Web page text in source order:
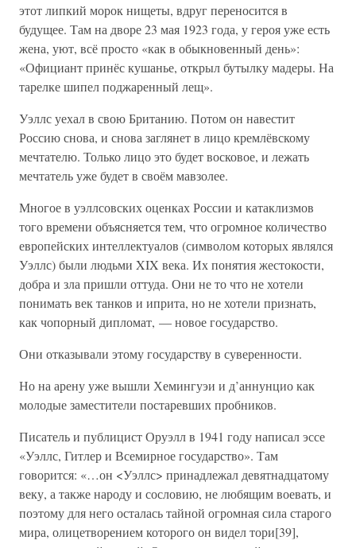
этот липкий морок нищеты, вдруг переносится в
будущее. Там на дворе 23 мая 1923 года, у героя уже есть
жена, уют, всё просто «как в обыкновенный день»:
«Официант принёс кушанье, открыл бутылку мадеры. На
тарелке шипел поджаренный лещ».
Уэллс уехал в свою Британию. Потом он навестит
Россию снова, и снова заглянет в лицо кремлёвскому
мечтателю. Только лицо это будет восковое, и лежать
мечтатель уже будет в своём мавзолее.
Многое в уэллсовских оценках России и катаклизмов
того времени объясняется тем, что огромное количество
европейских интеллектуалов (символом которых являлся
Уэллс) были людьми XIX века. Их понятия жестокости,
добра и зла пришли оттуда. Они не то что не хотели
понимать век танков и иприта, но не хотели признать,
как чопорный дипломат, — новое государство.
Они отказывали этому государству в суверенности.
Но на арену уже вышли Хемингуэи и д’аннунцио как
молодые заместители постаревших пробников.
Писатель и публицист Оруэлл в 1941 году написал эссе
«Уэллс, Гитлер и Всемирное государство». Там
говорится: «…он <Уэллс> принадлежал девятнадцатому
веку, а также народу и сословию, не любящим воевать, и
поэтому для него осталась тайной огромная сила старого
мира, олицетворением которого он видел тори[39],